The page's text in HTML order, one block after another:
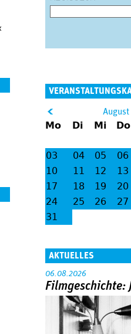
lt;
Mo Di Mi Do
03
04 05 06
10
11 12 13
17
18 19 20
24
25 26 27
31
AKTUELLES
06.08.2026
Filmgeschichte: